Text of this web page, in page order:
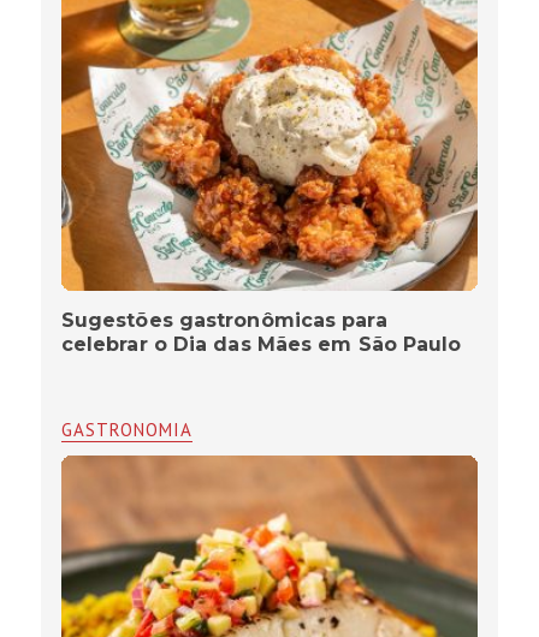
Sugestões gastronômicas para
celebrar o Dia das Mães em São Paulo
GASTRONOMIA